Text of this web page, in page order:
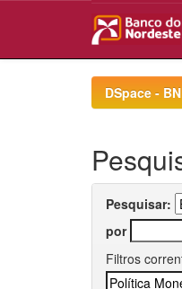
DSpace -
Pesquisar:
por
Filtros